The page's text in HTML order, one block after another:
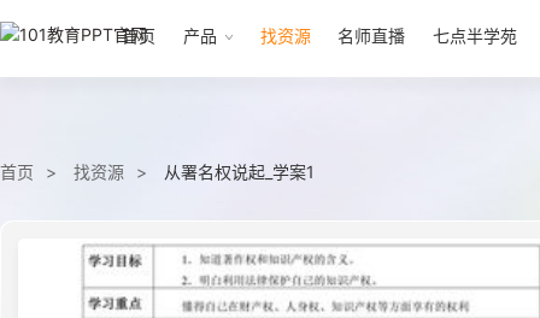
首页 产品 找资源 名师直播 七点半学苑
首页 找资源 从署名权说起_学案1